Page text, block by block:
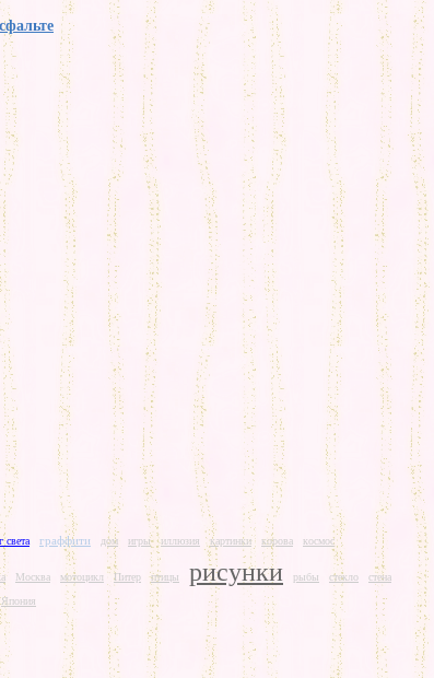
света граффити дом игры иллюзия картинки корова космос
Москва мотоцикл Питер птицы рисунки рыбы стекло
стена
Япония